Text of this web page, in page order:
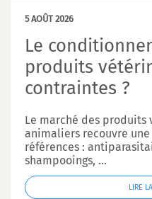
5 AOÛT 2026
Le
produits
contraintes ?
Le marché des produits
animaliers recouvre
références :
shampooings, ...
LIRE